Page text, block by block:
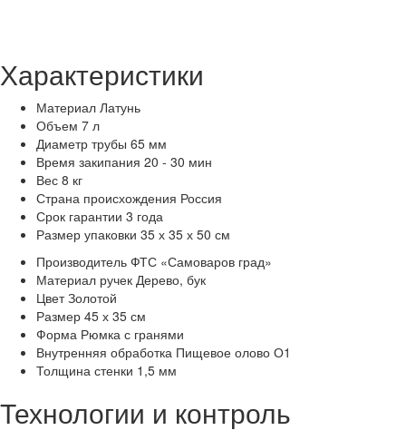
Характеристики
Материал Латунь
Объем 7 л
Диаметр трубы 65 мм
Время закипания 20 - 30 мин
Вес 8 кг
Страна происхождения Россия
Срок гарантии 3 года
Размер упаковки 35 х 35 х 50 см
Производитель ФТС «Самоваров град»
Материал ручек Дерево, бук
Цвет Золотой
Размер 45 х 35 см
Форма Рюмка с гранями
Внутренняя обработка Пищевое олово О1
Толщина стенки 1,5 мм
Технологии и контроль